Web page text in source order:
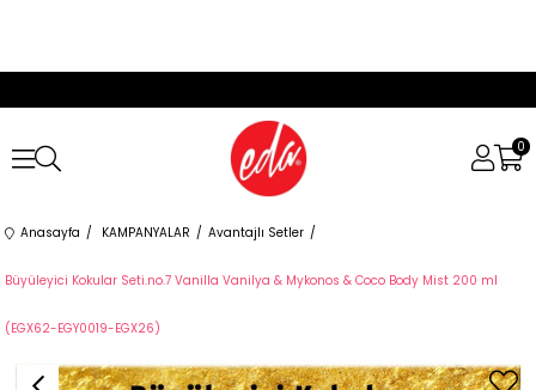
0
Anasayfa KAMPANYALAR Avantajlı Setler
Büyüleyici Kokular Seti.no.7 Vanilla Vanilya & Mykonos & Coco Body Mist 200 ml
(EGX62-EGY0019-EGX26)